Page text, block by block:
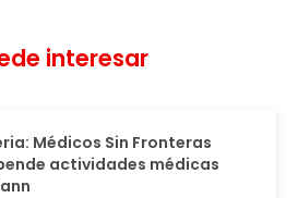
interesar
Médicos Sin Fronteras
actividades médicas